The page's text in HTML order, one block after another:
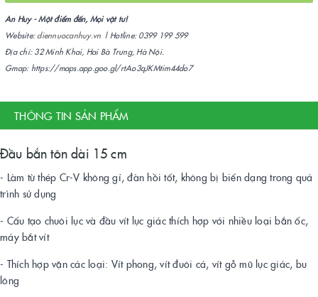
An Huy - Một điểm đến, Mọi vật tư!
Website: diennuocanhuy.vn | Hotline: 0399 199 599
Địa chỉ: 32 Minh Khai, Hai Bà Trưng, Hà Nội.
Gmap: https://maps.app.goo.gl/rtAo3qJKMtim44do7
THÔNG TIN SẢN PHẨM
Đầu bắn tôn dài 15 cm
- Làm từ thép Cr-V không gỉ, đàn hồi tốt, không bị biến dạng trong quá
trình sử dụng
- Cấu tạo chuôi lục và đầu vít lục giác thích hợp với nhiều loại bắn ốc,
máy bắt vít
- Thích hợp vặn các loại: Vít phong, vít đuôi cá, vít gỗ mũ lục giác, bu
lông